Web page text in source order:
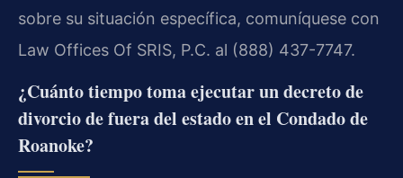
sobre su situación específica, comuníquese con
Law Offices Of SRIS, P.C. al (888) 437-7747.
¿Cuánto tiempo toma ejecutar un decreto de
divorcio de fuera del estado en el Condado de
Roanoke?